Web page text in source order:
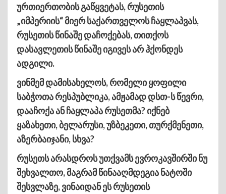
ურთიერთობის გაწყვეტას, რუსეთის
„იმპერიის“ მიერ საქართველოს ჩაყლაპვას,
რუსეთის წინაშე დაჩოქებას, თითქოს
დასავლეთის წინაშე იგივეს არ ჰქონდეს
ადგილი.
ვინმემ დამისახელოს, რომელი ყოფილი
საბჭოთა რესპუბლიკა, ამჟამად დსთ-ს წევრი,
დააჩოქა ან ჩაყლაპა რუსეთმა? იქნებ
ყაზახეთი, ბელარუსი, უზბეკეთი, თურქმენეთი,
აზერბაიჯანი, სხვა?
რუსეთს არასდროს უთქვამს ევროკავშირში ნუ
შეხვალთო, მაგრამ წინააღმდეგია ნატოში
შესვლაზე, ვინაიდან ეს რუსეთის